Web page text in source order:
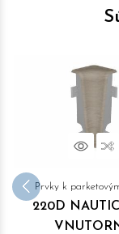
Prvky k
220D